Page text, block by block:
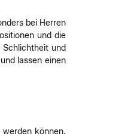
bei Herren
und die
und
lassen einen
können.